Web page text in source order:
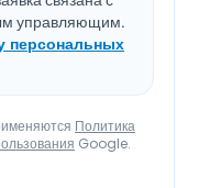
управляющим.
персональных
Политика
Google.